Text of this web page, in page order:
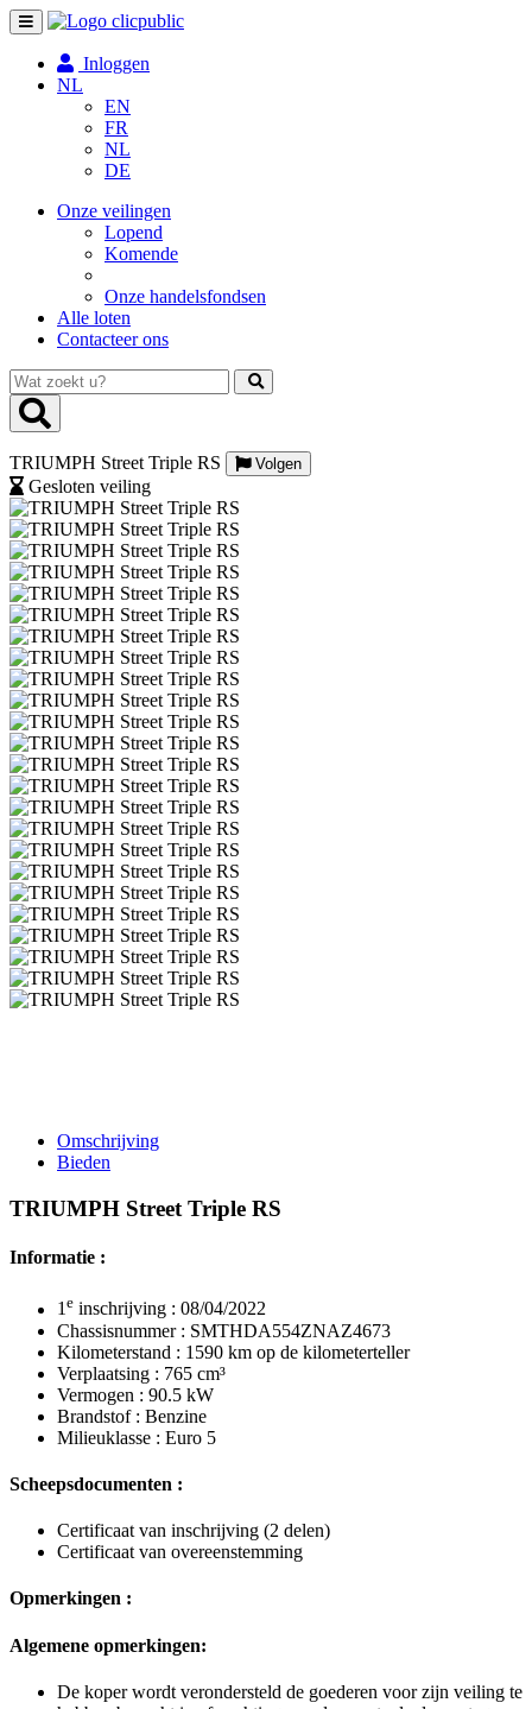
Toggle
navigation
Inloggen
NL
EN
FR
NL
DE
Onze veilingen
Lopend
Komende
Onze handelsfondsen
Alle loten
Contacteer ons
Wat
zoekt
u?
TRIUMPH Street Triple RS Volgen
Gesloten veiling
Omschrijving
Bieden
TRIUMPH Street Triple RS
Informatie :
1e inschrijving : 08/04/2022
Chassisnummer : SMTHDA554ZNAZ4673
Kilometerstand : 1590 km op de kilometerteller
Verplaatsing : 765 cm³
Vermogen : 90.5 kW
Brandstof : Benzine
Milieuklasse : Euro 5
Scheepsdocumenten :
Certificaat van inschrijving (2 delen)
Certificaat van overeenstemming
Opmerkingen :
Algemene opmerkingen:
De koper wordt verondersteld de goederen voor zijn veiling te